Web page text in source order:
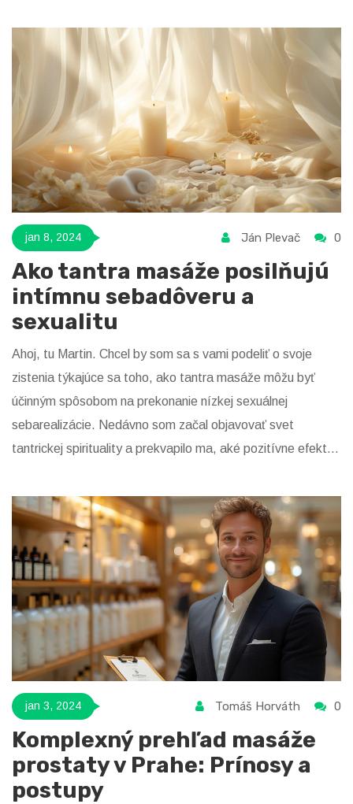
jan 8, 2024 Ján Plevač 0
Ako tantra masáže posilňujú
intímnu sebadôveru a
sexualitu
Ahoj, tu Martin. Chcel by som sa s vami podeliť o svoje
zistenia týkajúce sa toho, ako tantra masáže môžu byť
účinným spôsobom na prekonanie nízkej sexuálnej
sebarealizácie. Nedávno som začal objavovať svet
tantrickej spirituality a prekvapilo ma, aké pozitívne efekty
spojenie s našim telom. Mnoho ľudí vrátane mňa zažíva
občas pocit nespokojnosti so svojím sexuálnym životom. V
tomto krátkom článku by som vám rád priblížil, aké
transformačné zmeny v intimite a sebavedomí môže tahle
prastará prax priniesť.
jan 3, 2024 Tomáš Horváth 0
Komplexný prehľad masáže
prostaty v Prahe: Prínosy a
postupy